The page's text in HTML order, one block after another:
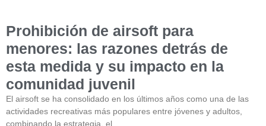
Prohibición de airsoft para
menores: las razones detrás de
esta medida y su impacto en la
comunidad juvenil
El airsoft se ha consolidado en los últimos años como una de las
actividades recreativas más populares entre jóvenes y adultos,
combinando la estrategia, el